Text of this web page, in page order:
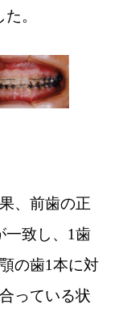
。
、前歯の正
一致し、1歯
の歯1本に対
っている状